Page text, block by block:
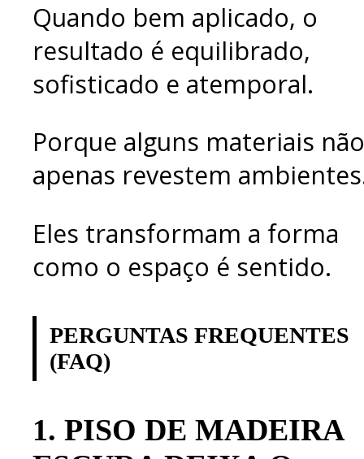
Quando bem aplicado, o
resultado é equilibrado,
sofisticado e atemporal.
Porque alguns materiais não
apenas revestem
Eles transformam a forma
como o espaço é sentido.
PERGUNTAS FREQUENTES
(FAQ)
1. PISO DE MADEIRA